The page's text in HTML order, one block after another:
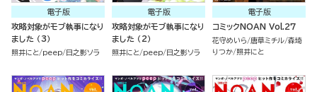
電子版
攻略対象がモブ執事になり
ました （3）
照井にと peep 日之影ソラ
電子版
攻略対象がモブ執事になり
ました （2）
照井にと peep 日之影ソラ
電子版
コミックNOAN Vol.27
花守めいら 唐草ミチル 森埼
りつか 照井にと